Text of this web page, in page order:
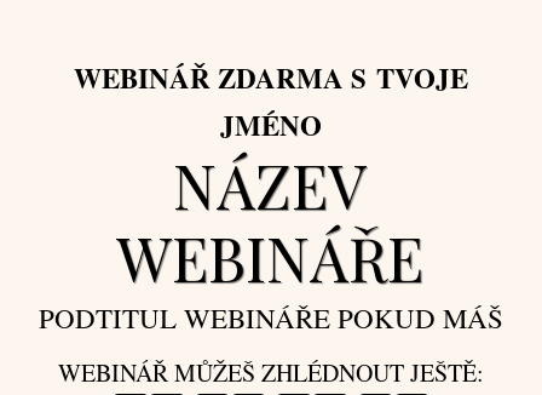
WEBINÁŘ ZDARMA S TVOJE
JMÉNO
NÁZEV
WEBINÁŘE
PODTITUL WEBINÁŘE POKUD MÁŠ
WEBINÁŘ MŮŽEŠ ZHLÉDNOUT JEŠTĚ: